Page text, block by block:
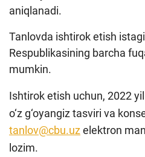
aniqlanadi.
Tanlovda ishtirok etish
Respublikasining barcha
mumkin.
Ishtirok etish uchun, 2022
o‘z g‘oyangiz tasviri va
tanlov@cbu.uzelektron
lozim.